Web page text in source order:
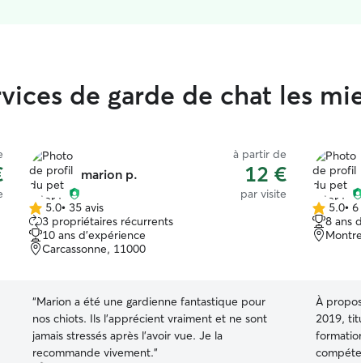
de garde de chat les
marion p.
à partir de
12 €
par visite
5.0 étoile(s)
sur
5
5.0• 35 avis
3 propriétaires récurrents
10 ans d'expérience
Carcassonne, 11000
“Marion a été une gardienne fantastique pour
nos chiots. Ils l'apprécient vraiment et ne sont
jamais stressés après l'avoir vue. Je la
recommande vivement.”
5.0
sur
5
5.0• 6
8 ans
À
2019,